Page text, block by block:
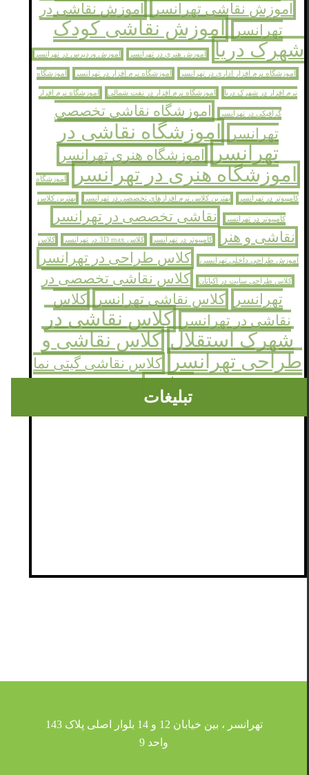
اموزش نقاشی تهرانسر
اموزش نقاشی در
تهرانسر
اموزش نقاشی کودک
شهرک دریا
اموزش هنری در تهرانسر اموزش وردپرس در تهرانسر
اموزشگاه نرم افزار اداری در تهرانسر اموزشگاه نرم افزار در تهرانسر اموزشگاه
نرم افزار در شهرک دریا اموزشگاه نرم افزار در نفت شمالی اموزشگاه نرم افزار
گرافیکی در تهرانسر
اموزشگاه نقاشی تخصصی
تهرانسر
اموزشگاه نقاشی در
تهرانسر
اموزشگاه هنری تهرانسر
اموزشگاه هنری در تهرانسر اموزشگاه
کامپیوتر در تهرانسر بهترین کلاس نرم افزارهای تخصصی در تهرانسر بهترین کلاس
کامپیوتر در تهرانسر
نقاشی تخصصی در تهرانسر
نقاشی و هنر
کامپیوتر در تهرانسر کلاس 3D max در تهرانسر کلاس
اموزش طراحی داخلی تهرانسر، کلاس طراحی در تهرانسر
کلاس طراحی سایت در اکباتان
کلاس نقاشی تخصصی در
تهرانسر
کلاس نقاشی تهرانسر
کلاس
نقاشی در تهرانسر
کلاس نقاشی در
شهرک استقلال کلاس نقاشی و
طراحی تهرانسر کلاس نقاشی گیتی نما
تهرانسر
تبلیغات
تهرانسر ، بین خیابان 12 و 14 بلوار اصلی پلاک 143
واحد 9